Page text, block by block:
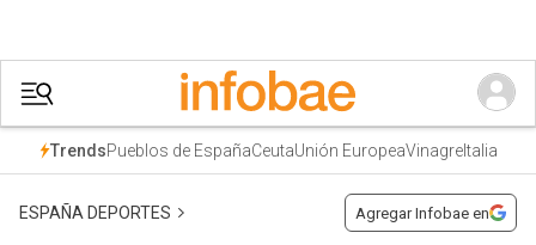
TrendsPueblos de EspañaCeutaUnión EuropeaVinagreItalia
ESPAÑA DEPORTES Agregar Infobae en